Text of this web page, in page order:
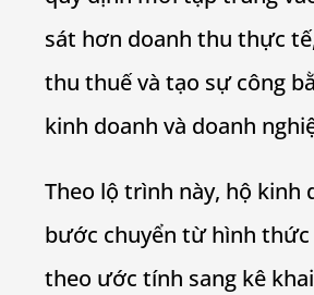
sát hơn doanh thu thực
thu thuế và tạo sự công
kinh doanh và doanh
Theo lộ trình này, hộ kinh
bước chuyển từ hình
theo ước tính sang kê